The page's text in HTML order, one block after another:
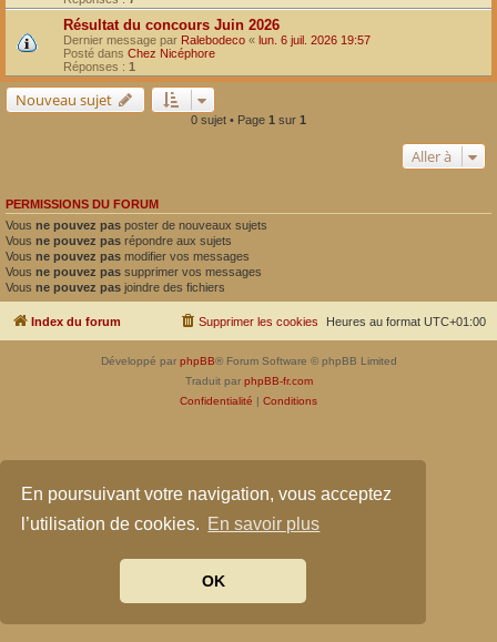
En poursuivant votre navigation, vous acceptez
l’utilisation de cookies. En savoir plus
OK
Résultat du concours Juin 2026
Dernier message par Ralebodeco « lun. 6 juil. 2026 19:57
Posté dans Chez Nicéphore
Réponses : 1
Nouveau sujet
0 sujet • Page 1 sur 1
Aller à
PERMISSIONS DU FORUM
Vous ne pouvez pas poster de nouveaux sujets
Vous ne pouvez pas répondre aux sujets
Vous ne pouvez pas modifier vos messages
Vous ne pouvez pas supprimer vos messages
Vous ne pouvez pas joindre des fichiers
Index du forum Heures au format UTC+01:00
Supprimer les cookies
Développé par phpBB® Forum Software © phpBB Limited
Traduit par phpBB-fr.com
Confidentialité | Conditions